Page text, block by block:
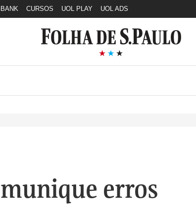
CURSOS UOL PLAY UOL ADS
erros